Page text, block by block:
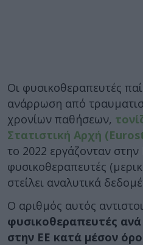
Οι φυσικοθεραπευτές
ανάρρωση από
χρονίων παθήσεων,
Στατιστική Αρχή
το 2022 εργάζονταν
φυσικοθεραπευτές
στείλει αναλυτικά
Ο αριθμός αυτός
φυσικοθεραπευτές ανά
στην ΕΕ κατά μέσον όρο